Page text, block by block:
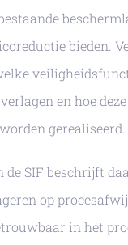
bieden.
en hoe
gerealiseerd.
de SIF beschrijft
op
in het